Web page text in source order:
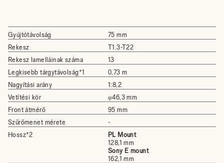
Gyújtótávolság
75 mm
Rekesz
T1.3-T22
Rekesz lamelláinak száma
13
Legkisebb tárgytávolság*1
0,73 m
Nagyítási arány
1:8,2
Vetítési kör
φ46,3 mm
Front átmérő
95 mm
Szűrőmenet mérete
-
Hossz*2
PL Mount
128,1 mm
Sony E mount
162,1 mm